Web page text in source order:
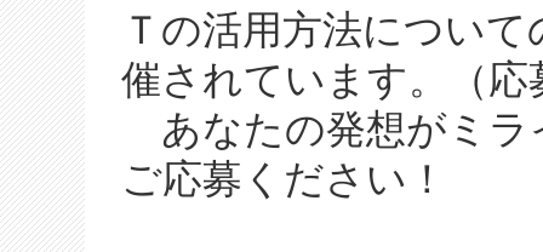
Ｔの活用方法につい
催されています。（応
あなたの発想がミラ
ご応募ください！